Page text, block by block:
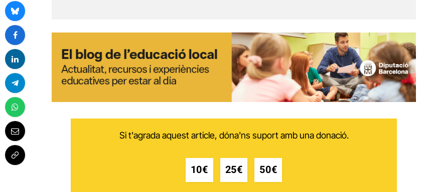
Si t'agrada aquest article, dóna'ns suport amb una donació.
10€ 25€ 50€